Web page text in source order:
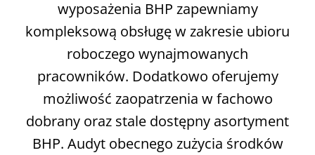
wyposażenia BHP zapewniamy
kompleksową obsługę w zakresie ubioru
roboczego wynajmowanych
pracowników. Dodatkowo oferujemy
możliwość zaopatrzenia w fachowo
dobrany oraz stale dostępny asortyment
BHP. Audyt obecnego zużycia środków